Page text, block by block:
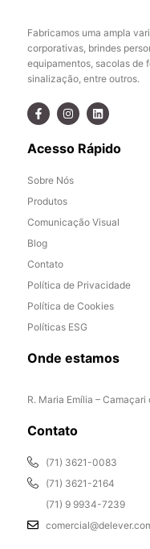
Fabricamos uma ampla
corporativas, brindes
equipamentos, sacolas de
sinalização, entre outros.
Acesso Rápido
Sobre Nós
Produtos
Comunicação Visual
Blog
Contato
Política de Privacidade
Política de Cookies
Políticas ESG
Onde estamos
R. Maria Emília –
Contato
(71) 3621-0083
(71) 3621-2164
(71) 9 9934-7239